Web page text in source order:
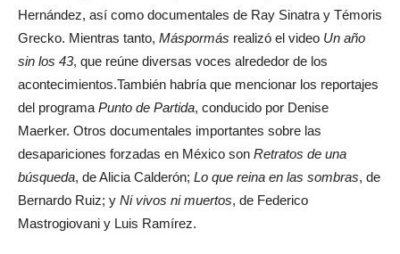
Hernández, así como documentales de Ray Sinatra y Témoris
Grecko. Mientras tanto, Máspormás realizó el video Un año
sin los 43, que reúne diversas voces alrededor de los
acontecimientos.También habría que mencionar los reportajes
del programa Punto de Partida, conducido por Denise
Maerker. Otros documentales importantes sobre las
desapariciones forzadas en México son Retratos de una
búsqueda, de Alicia Calderón; Lo que reina en las sombras, de
Bernardo Ruiz; y Ni vivos ni muertos, de Federico
Mastrogiovani y Luis Ramírez.